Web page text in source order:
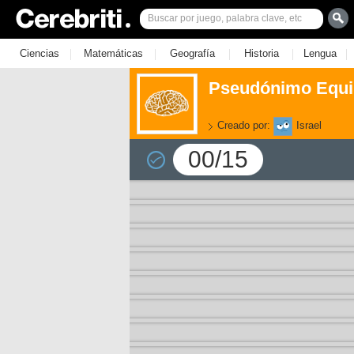
Ciencias | Matemáticas | Geografía | Historia | Lengua |
Pseudónimo
Creado por: Israel
00/15